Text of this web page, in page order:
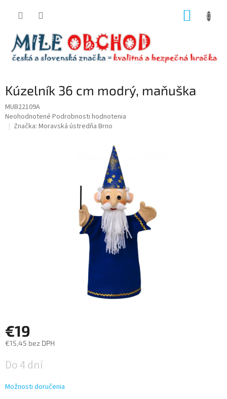
Kúzelník 36 cm modrý, maňuška
MUB22109A
Priemerné
hodnotenie
Neohodnotené Podrobnosti hodnotenia
Značka: Moravská ústredňa Brno
€19
€15,45 bez DPH
cena:
Do 4 dní
Možnosti doručenia